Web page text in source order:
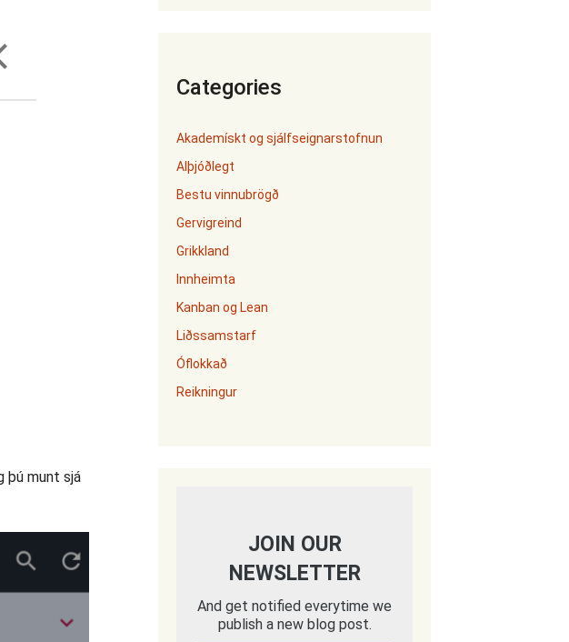
þú munt sjá
Categories
Akademískt og sjálfseignarstofnun
Alþjóðlegt
Bestu vinnubrögð
Gervigreind
Grikkland
Innheimta
Kanban og Lean
Liðssamstarf
Óflokkað
Reikningur
JOIN OUR
NEWSLETTER
And get notified everytime we
publish a new blog post.